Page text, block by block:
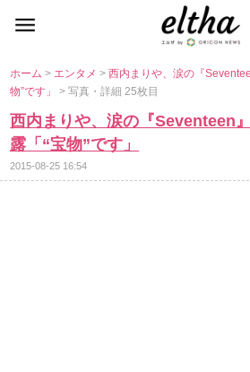
ホーム> エンタメ>西内まりや、涙の『
物”です」> 写真・詳細 25枚目
西内まりや、涙の『Seventeen
露「“宝物”です」
2015-08-25 16:54